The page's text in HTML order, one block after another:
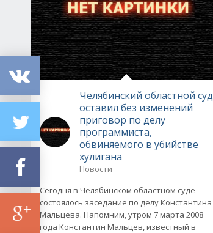
Челябинский областной суд
оставил без изменений
приговор по делу
программиста,
обвиняемого в убийстве
хулигана
Новости
Сегодня в Челябинском областном суде
состоялось заседание по делу Константина
Мальцева. Напомним, утром 7 марта 2008
года Константин Мальцев, известный в